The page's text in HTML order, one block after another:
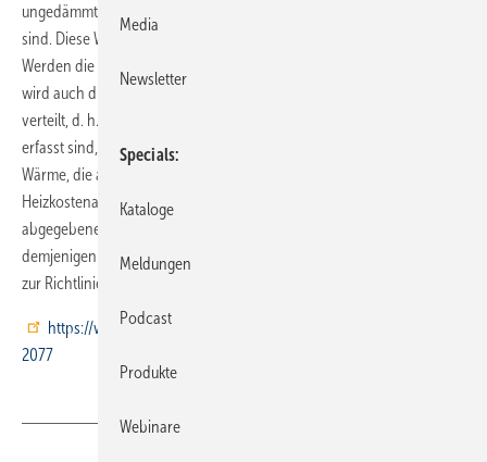
ungedämmten Rohrabschnitten, die in oder auf den Wänden verlegt
sind. Diese Wärme wird nicht von den Heizkostenverteilern erfasst.
Werden die Heizkosten nach den erfassten Wärmeeinheiten verteilt,
wird auch die nicht erfasste Nutzwärme nach den erfassten Werten
verteilt, d. h., Nutzer, auf deren Heizkostenverteilern mehr Einheiten
erfasst sind, zahlen mehr von der nicht erfassten Wärme und damit
Wärme, die andere genutzt haben. Mit der Richtlinie werden
Heizkostenabrechnungen gerechter, denn sie berücksichtigt die
abgegebene Nutzwärme von ungedämmten Rohren. Diese wird
demjenigen zugeordnet, der sie tatsächlich nutzt. Mehr Informationen
zur Richtlinie unter
https://www.vdi.de/richtlinien/unsere-richtlinien-highlights/vdi-
2077
Media
Newsletter
Specials
Kataloge
Meldungen
Podcast
Produkte
Webinare